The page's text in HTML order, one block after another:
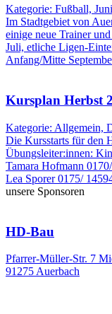
Kategorie: Fußball,
Im Stadtgebiet von
einige neue Trainer
Juli, etliche Ligen-
Anfang/Mitte
Kursplan Herbst
Kategorie: Allgemein,
Die Kursstarts für den
Übungsleiter:innen:
Tamara Hofmann
Lea Sporer 0175/
unsere Sponsoren
HD-Bau
Pfarrer-Müller-Str. 7
91275 Auerbach